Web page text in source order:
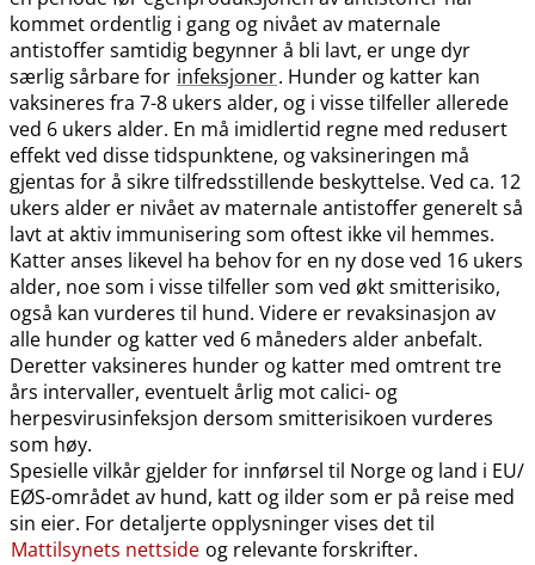
kommet ordentlig i gang og nivået av maternale
antistoffer samtidig begynner å bli lavt, er unge dyr
særlig sårbare for infeksjoner. Hunder og katter kan
vaksineres fra 7-8 ukers alder, og i visse tilfeller allerede
ved 6 ukers alder. En må imidlertid regne med redusert
effekt ved disse tidspunktene, og vaksineringen må
gjentas for å sikre tilfredsstillende beskyttelse. Ved ca. 12
ukers alder er nivået av maternale antistoffer generelt så
lavt at aktiv immunisering som oftest ikke vil hemmes.
Katter anses likevel ha behov for en ny dose ved 16 ukers
alder, noe som i visse tilfeller som ved økt smitterisiko,
også kan vurderes til hund. Videre er revaksinasjon av
alle hunder og katter ved 6 måneders alder anbefalt.
Deretter vaksineres hunder og katter med omtrent tre
års intervaller, eventuelt årlig mot calici- og
herpesvirusinfeksjon dersom smitterisikoen vurderes
som høy.
Spesielle vilkår gjelder for innførsel til Norge og land i EU​/​
EØS-området av hund, katt og ilder som er på reise med
sin eier. For detaljerte opplysninger vises det til
Mattilsynets nettside og relevante forskrifter.